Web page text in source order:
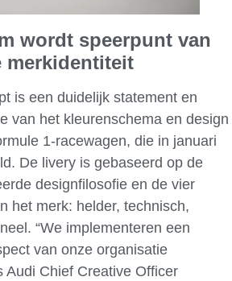
wordt speerpunt van
merkidentiteit
is een duidelijk statement en
van het kleurenschema en design
1-racewagen, die in januari
De livery is gebaseerd op de
designfilosofie en de vier
het merk: helder, technisch,
“We implementeren een
van onze organisatie
Audi Chief Creative Officer